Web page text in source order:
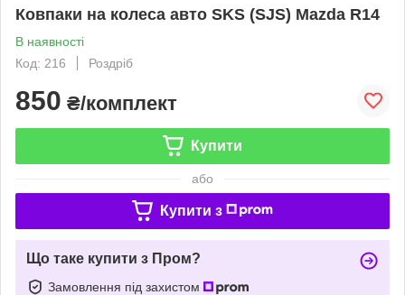
Ковпаки на колеса авто SKS (SJS) Mazda R14
В наявності
Код: 216
Роздріб
850 ₴/комплект
Купити
або
Купити з
Що таке купити з Пром?
Замовлення під захистом